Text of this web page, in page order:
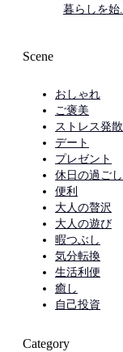
暮らしを始...
Scene
おしゃれ
ご褒美
ストレス発散
デート
プレゼント
休日の過ご
便利
大人の贅沢
大人の遊び
暇つぶし
気分転換
生活利便
癒し
自己投資
Category